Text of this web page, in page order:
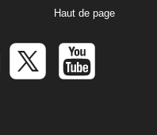
Haut de page